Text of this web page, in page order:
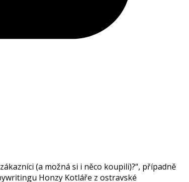
(a možná si i něco koupili)?“, případně
Honzy Kotláře z ostravské